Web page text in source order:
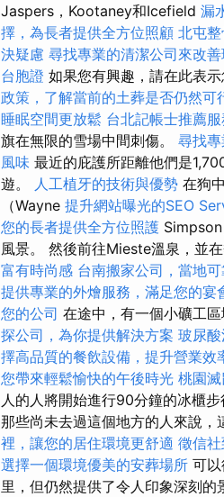
Jaspers，Kootaney和Icefield 漏
擇，為長者提供全方位照顧 北屯
決疑慮 尋找專業的清潔公司來改善
台胞證 如果您有興趣，請在此表示
政策，了解當前的土葬是否仍然可
睡眠空間更放鬆 台北記帳士推薦服
旗在無限的雪場中間刺傷。 尋找
風味 最近的庇護所距離他們是
遊。
人工植牙的技術與優勢 在狗
（Wayne 提升網站曝光的SEO
您的長者提供全方位照護
風景。 然後前往Mieste溫泉，並
富有時尚感 台南搬家公司，當地
提供專業的外燴服務，滿足您的宴
您的公司 在途中，有一個小礦工
探公司，為你提供解決方案 玻尿
擇高品質的餐飲設備，提升營業效
您帶來輕鬆愉快的午後時光 桃園
人的人將開始進行90分鐘的冰櫃
那些尚未去過這個地方的人來說，
裡，讓您的居住環境更舒適 徵信
選擇一個環境優美的安葬場所 可
里，但仍然提供了令人印象深刻